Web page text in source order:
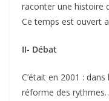
raconter une histoire
Ce temps est ouvert
II- Débat
C’était en 2001 :
réforme des